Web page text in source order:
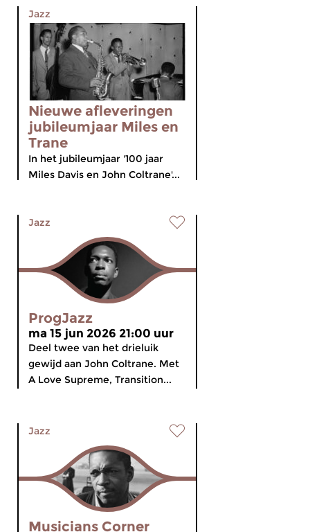
Jazz
Nieuwe afleveringen
jubileumjaar Miles en
Trane
In het jubileumjaar '100 jaar
Miles Davis en John Coltrane'...
Jazz
ProgJazz
ma 15 jun 2026 21:00 uur
Deel twee van het drieluik
gewijd aan John Coltrane. Met
A Love Supreme, Transition...
Jazz
Musicians Corner